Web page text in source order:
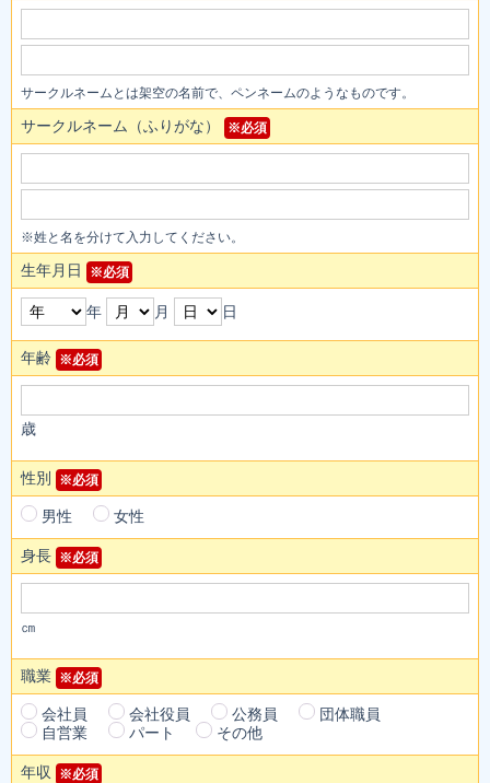
サークルネームとは架空の名前で、ペンネームのようなものです。
サークルネーム（ふりがな） ※必須
※姓と名を分けて入力してください。
生年月日 ※必須
年 月 日
年齢 ※必須
歳
性別 ※必須
男性 女性
身長 ※必須
㎝
職業 ※必須
会社員 会社役員 公務員
団体職員
自営業
パート その他
年収 ※必須